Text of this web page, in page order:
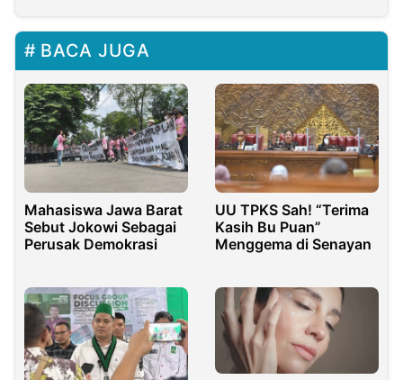
BACA JUGA
Mahasiswa Jawa Barat
Sebut Jokowi Sebagai
Perusak Demokrasi
UU TPKS Sah! “Terima
Kasih Bu Puan”
Menggema di Senayan